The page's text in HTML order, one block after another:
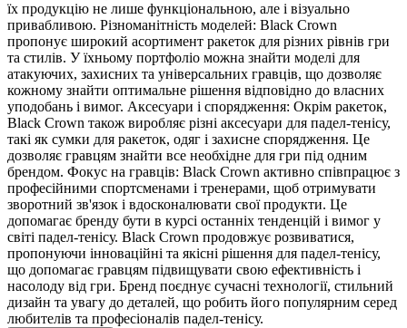
їх продукцію не лише функціональною, але і візуально
привабливою. Різноманітність моделей: Black Crown
пропонує широкий асортимент ракеток для різних рівнів гри
та стилів. У їхньому портфоліо можна знайти моделі для
атакуючих, захисних та універсальних гравців, що дозволяє
кожному знайти оптимальне рішення відповідно до власних
уподобань і вимог. Аксесуари і спорядження: Окрім ракеток,
Black Crown також виробляє різні аксесуари для падел-тенісу,
такі як сумки для ракеток, одяг і захисне спорядження. Це
дозволяє гравцям знайти все необхідне для гри під одним
брендом. Фокус на гравців: Black Crown активно співпрацює з
професійними спортсменами і тренерами, щоб отримувати
зворотний зв'язок і вдосконалювати свої продукти. Це
допомагає бренду бути в курсі останніх тенденцій і вимог у
світі падел-тенісу. Black Crown продовжує розвиватися,
пропонуючи інноваційні та якісні рішення для падел-тенісу,
що допомагає гравцям підвищувати свою ефективність і
насолоду від гри. Бренд поєднує сучасні технології, стильний
дизайн та увагу до деталей, що робить його популярним серед
любителів та професіоналів падел-тенісу.